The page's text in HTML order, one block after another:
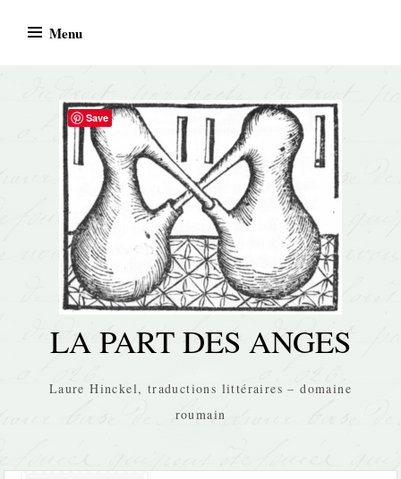
Menu
LA PART DES ANGES
Laure Hinckel, traductions littéraires – domaine
roumain
Save